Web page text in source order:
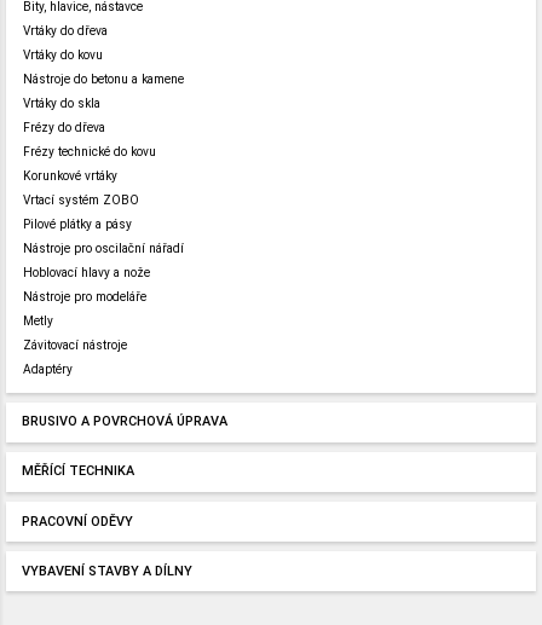
Bity, hlavice, nástavce
Vrtáky do dřeva
Vrtáky do kovu
Nástroje do betonu a kamene
Vrtáky do skla
Frézy do dřeva
Frézy technické do kovu
Korunkové vrtáky
Vrtací systém ZOBO
Pilové plátky a pásy
Nástroje pro oscilační nářadí
Hoblovací hlavy a nože
Nástroje pro modeláře
Metly
Závitovací nástroje
Adaptéry
BRUSIVO A POVRCHOVÁ ÚPRAVA
MĚŘÍCÍ TECHNIKA
PRACOVNÍ ODĚVY
VYBAVENÍ STAVBY A DÍLNY